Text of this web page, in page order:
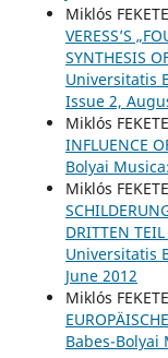
Miklós
VERESS’S
SYNTHESIS
Universitatis
Issue 2,
Miklós
INFLUENCE
Bolyai
Miklós
DRITTEN
Universitatis
June 2012
Miklós
Babes-Bolyai